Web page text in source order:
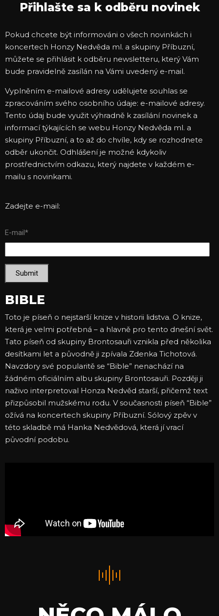
Přihlašte sa k odběru novinek
Pokud chcete být informováni o všech novinkách i
koncertech Honzy Nedvěda ml. a skupiny Příbuzní,
můžete se přihlásit k odběru newsletteru, který Vám
bude pravidelně zasílán na Vámi uvedený e-mail.
Vyplněním e-mailové adresy udělujete souhlas se
zpracováním svého osobního údaje: e-mailové adresy.
Tento údaj bude využit výhradně k zasílání novinek a
informací týkajících se webu Honzy Nedvěda ml. a
skupiny Příbuzní, a to až do chvíle, kdy se rozhodnete
odběr ukončit. Odhlášení je možné kdykoliv
prostřednictvím odkazu, který najdete v každém e-
mailu s novinkami.
Zadejte e-mail:
E-mail*
Submit
BIBLE
Toto je píseň o nejstarší knize v historii lidstva. O knize,
která je velmi potřebná – a hlavně pro tento dnešní svět.
Tato píseň od skupiny Brontosauři vznikla před několika
desítkami let a původně ji zpívala Zdenka Tichotová.
Navzdory své popularitě se “Bible” nenachází na
žádném oficiálním albu skupiny Brontosauři. Později ji
naživo interpretoval Honza Nedvěd starší, přičemž text
přizpůsobil mužskému rodu. V současnosti píseň “Bible”
ožívá na koncertech skupiny Příbuzní. Sólový zpěv v
této skladbě má Hanka Nedvědová, která jí vrací
původní podobu.